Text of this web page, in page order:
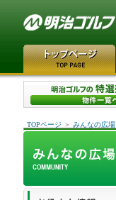
TOPページ ＞ みんなの広場